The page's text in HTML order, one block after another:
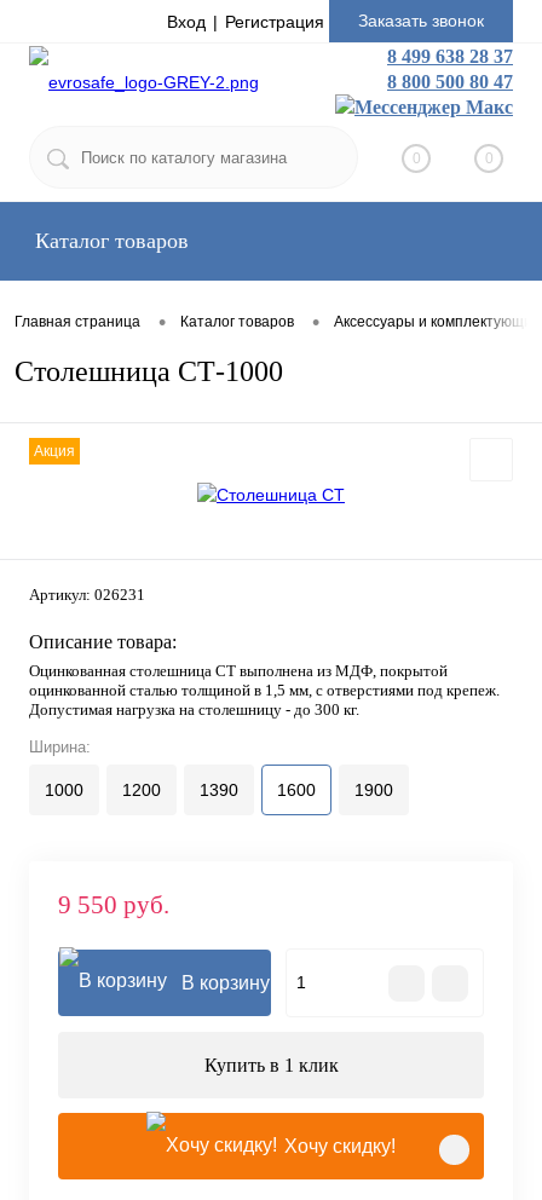
Вход Регистрация Заказать звонок
8 499 638 28 37
8 800 500 80 47
0 0
Каталог товаров
Главная страница • Каталог товаров • Аксессуары и комплектующие
Столешница СТ-1000
Акция
Артикул: 026231
Описание товара:
Оцинкованная столешница СТ выполнена из МДФ, покрытой
оцинкованной сталью толщиной в 1,5 мм, с отверстиями под крепеж.
Допустимая нагрузка на столешницу - до 300 кг.
Ширина:
1000 1200 1390 1600 1900
9 550 руб.
В корзину
Купить в 1 клик
Хочу скидку!